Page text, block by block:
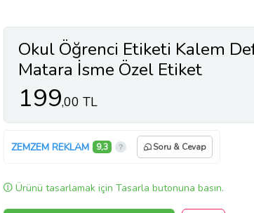
Okul Öğrenci Etiketi Kalem
Matara İsme Özel Etiket
199,00 TL
ZEMZEM REKLAM 9,3 Soru & Cevap
Ürünü tasarlamak için Tasarla butonuna basın.